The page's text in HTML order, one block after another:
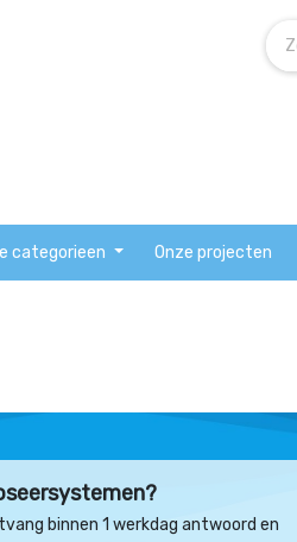
categorieen Onze projecten
binnen 1 werkdag antwoord en